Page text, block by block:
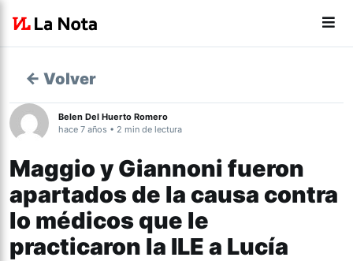
← Volver
Belen Del Huerto Romero
hace 7 años • 2 min de lectura
Maggio y Giannoni fueron
apartados de la causa contra
lo médicos que le
practicaron la ILE a Lucía